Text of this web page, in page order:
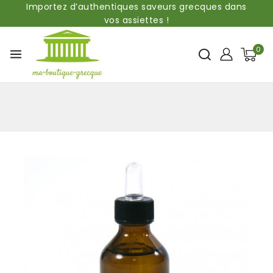
Importez d’authentiques saveurs grecques dans
vos assiettes !
0